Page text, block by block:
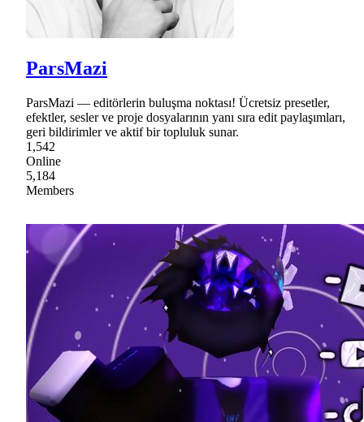
ParsMazi
ParsMazi — editörlerin buluşma noktası! Ücretsiz presetler,
efektler, sesler ve proje dosyalarının yanı sıra edit paylaşımları,
geri bildirimler ve aktif bir topluluk sunar.
1,542
Online
5,184
Members